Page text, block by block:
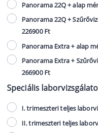
Panorama 22Q + alap
Panorama 22Q +
226900 Ft
Panorama Extra + alap
Panorama Extra +
266900 Ft
Speciális
I. trimeszteri teljes
II. trimeszteri teljes